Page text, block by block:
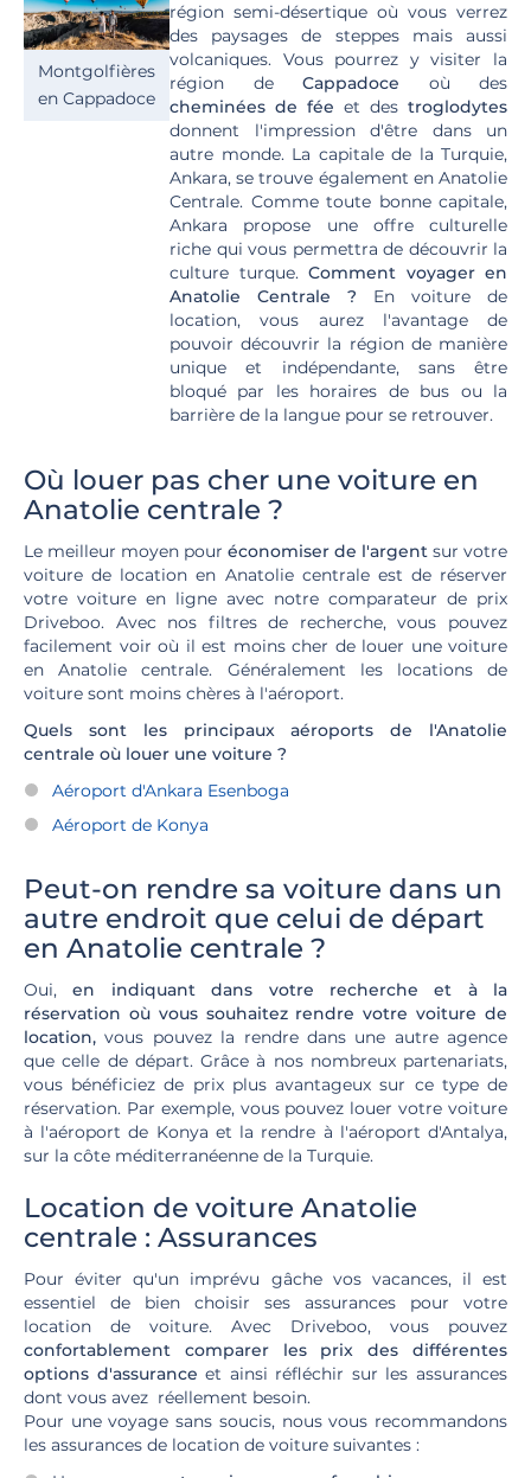
Montgolfières
en Cappadoce
région semi-désertique où vous verrez
des paysages de steppes mais aussi
volcaniques. Vous pourrez y visiter la
région de Cappadoce où des
cheminées de fée et des troglodytes
donnent l'impression d'être dans un
autre monde. La capitale de la Turquie,
Ankara, se trouve également en Anatolie
Centrale. Comme toute bonne capitale,
Ankara propose une offre culturelle
riche qui vous permettra de découvrir la
culture turque. Comment voyager en
Anatolie Centrale ? En voiture de
location, vous aurez l'avantage de
pouvoir découvrir la région de manière
unique et indépendante, sans être
bloqué par les horaires de bus ou la
barrière de la langue pour se retrouver.
Où louer pas cher une voiture en
Anatolie centrale ?
Le meilleur moyen pour économiser de l'argent sur votre
voiture de location en Anatolie centrale est de réserver
votre voiture en ligne avec notre comparateur de prix
Driveboo. Avec nos filtres de recherche, vous pouvez
facilement voir où il est moins cher de louer une voiture
en Anatolie centrale. Généralement les locations de
voiture sont moins chères à l'aéroport.
Quels sont les principaux aéroports de l'Anatolie
centrale où louer une voiture ?
Aéroport d'Ankara Esenboga
Aéroport de Konya
Peut-on rendre sa voiture dans un
autre endroit que celui de départ
en Anatolie centrale ?
Oui, en indiquant dans votre recherche et à la
réservation où vous souhaitez rendre votre voiture de
location, vous pouvez la rendre dans une autre agence
que celle de départ. Grâce à nos nombreux partenariats,
vous bénéficiez de prix plus avantageux sur ce type de
réservation. Par exemple, vous pouvez louer votre voiture
à l'aéroport de Konya et la rendre à l'aéroport d'Antalya,
sur la côte méditerranéenne de la Turquie.
Location de voiture Anatolie
centrale : Assurances
Pour éviter qu'un imprévu gâche vos vacances, il est
essentiel de bien choisir ses assurances pour votre
location de voiture. Avec Driveboo, vous pouvez
confortablement comparer les prix des différentes
options d'assurance et ainsi réfléchir sur les assurances
dont vous avez réellement besoin.
Pour une voyage sans soucis, nous vous recommandons
les assurances de location de voiture suivantes :